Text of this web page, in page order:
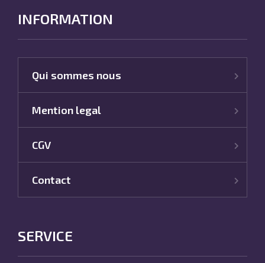
INFORMATION
Qui sommes nous
Mention legal
CGV
Contact
SERVICE